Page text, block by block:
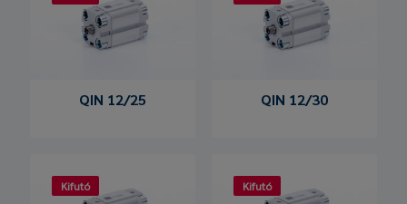
QIN 12/25 QIN 12/30
Kifutó Kifutó